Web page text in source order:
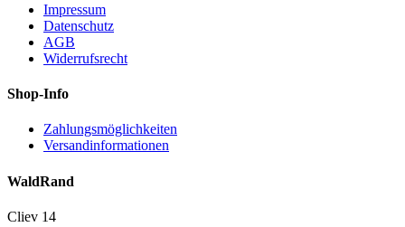
Impressum
Datenschutz
AGB
Widerrufsrecht
Shop-Info
Zahlungsmöglichkeiten
Versandinformationen
WaldRand
Cliev 14